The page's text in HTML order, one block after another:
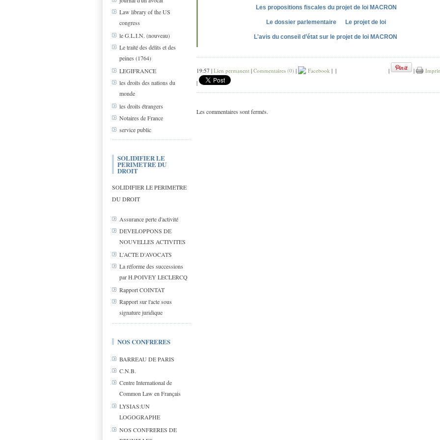
Law library of the US
congress
le G.L.I.N. (nouveau)
Le traité des délits et des
peines (1764)
LEGIFRANCE
les droits des nations du
monde
les droits étrangers
Notaires de France
service public
SOLIDIFIER LE
PERIMETRE DU
DROIT
SOLIDIFIER LE PERIMETRE
DU DROIT
Assurance perte d'activité
DEVELOPPONS DE
NOUVELLES ACTIVITES
L'ACTE D'AVOCATS
La réforme des successions
par H.POIVEY LECLERCQ
Rapport COINTAT
Rapport sur l'acte sous
signature juridique
NOS CONFRERES
BARREAU DE PARIS
C.N.B.
Centre International de
Common Law en Français
LYSIAS:UN
LOGOGRAPHE
NOS CONFRERES DE
Les propositions fiscales du projet de loi MACRON
Le dossier parlementaire Le projet de loi
L'avis du conseil d’état sur le projet de loi MACRON
19:57 | Lien permanent | Commentaires (0) | Facebook | | | |
|
Les commentaires sont fermés.